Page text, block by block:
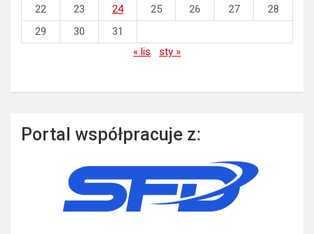
22
23 24 25 26 27
28
29
30
31
« lis
sty »
Portal współpracuje z: